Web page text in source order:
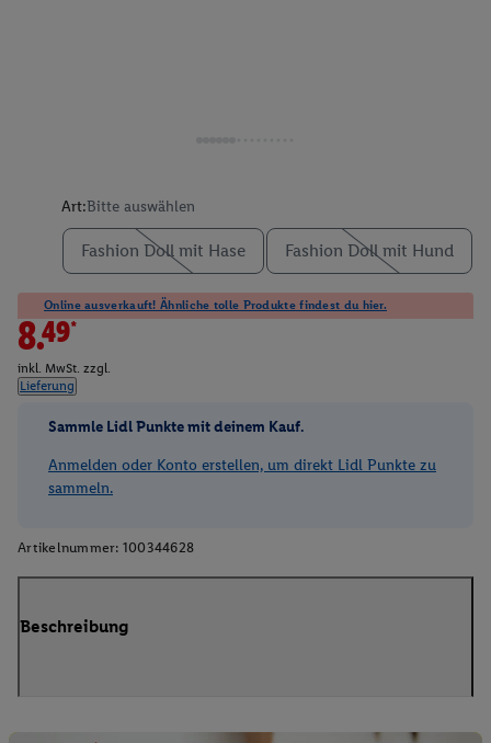
Art:Bitte auswählen
Fashion Doll mit Hase Fashion Doll mit Hund
Online ausverkauft! Ähnliche tolle Produkte findest du hier.
8.49*
inkl. MwSt. zzgl.
Lieferung
Sammle Lidl Punkte mit deinem Kauf.
Anmelden oder Konto erstellen, um direkt Lidl Punkte zu
sammeln.
Artikelnummer: 100344628
Beschreibung